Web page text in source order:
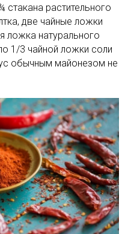
растительного
две чайные ложки
ложка натурального
1/3 чайной ложки соли
обычным майонезом не